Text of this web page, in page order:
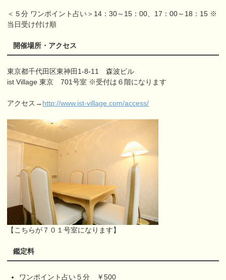
＜５分 ワンポイント占い＞14：30～15：00、17：00～18：15 ※
当日受け付け順
開催場所・アクセス
東京都千代田区東神田1-8-11 森波ビル
ist Village 東京 701号室 ※受付は６階になります
アクセス→ http://www.ist-village.com/access/
【こちらが７０１号室になります】
鑑定料
ワンポイント占い５分 ￥500